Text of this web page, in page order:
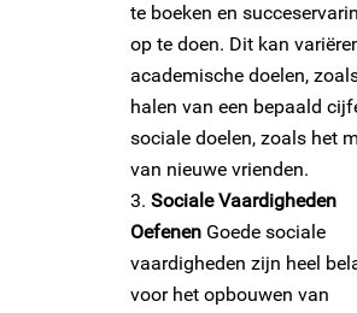
te boeken en
op te doen. Dit kan
academische doelen,
halen van een bepaald
sociale doelen, zoals het
van nieuwe vrienden.
Sociale Vaardigheden
OefenenGoede sociale
vaardigheden zijn heel
voor het opbouwen van